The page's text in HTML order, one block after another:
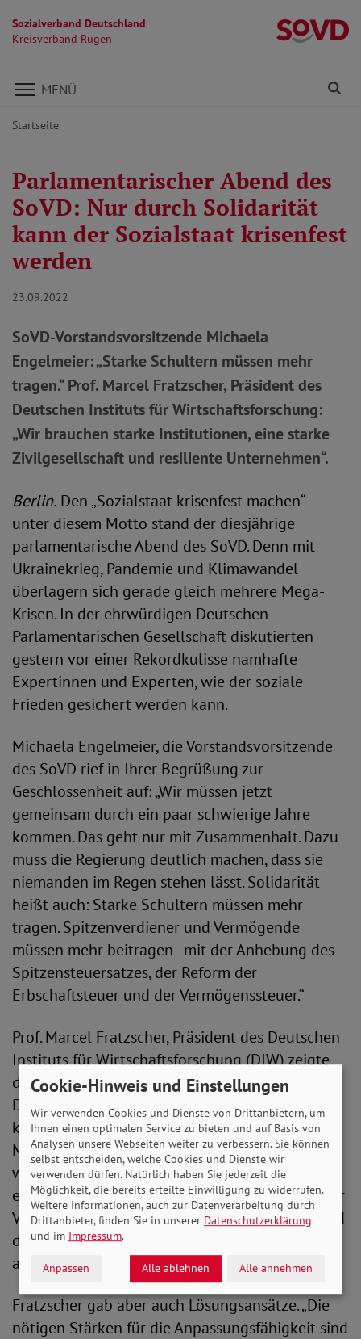
Sozialverband Deutschland
Kreisverband Rügen
Direkt zu den Inhalten springen
MENÜ
Startseite
Parlamentarischer Abend des
SoVD: Nur durch Solidarität
kann der Sozialstaat krisenfest
werden
23.09.2022
SoVD-Vorstandsvorsitzende Michaela
Engelmeier: „Starke Schultern müssen mehr
tragen.“ Prof. Marcel Fratzscher, Präsident des
Deutschen Instituts für Wirtschaftsforschung:
„Wir brauchen starke Institutionen, eine starke
Zivilgesellschaft und resiliente Unternehmen“.
Berlin. Den „Sozialstaat krisenfest machen“ –
unter diesem Motto stand der diesjährige
parlamentarische Abend des SoVD. Denn mit
Ukrainekrieg, Pandemie und Klimawandel
überlagern sich gerade gleich mehrere Mega-
Krisen. In der ehrwürdigen Deutschen
Parlamentarischen Gesellschaft diskutierten
gestern vor einer Rekordkulisse namhafte
Expertinnen und Experten, wie der soziale
Frieden gesichert werden kann.
Michaela Engelmeier, die Vorstandsvorsitzende
des SoVD rief in Ihrer Begrüßung zur
Geschlossenheit auf: „Wir müssen jetzt
gemeinsam durch ein paar schwierige Jahre
kommen. Das geht nur mit Zusammenhalt. Dazu
muss die Regierung deutlich machen, dass sie
niemanden im Regen stehen lässt. Solidarität
heißt auch: Starke Schultern müssen mehr
tragen. Spitzenverdiener und Vermögende
müssen mehr beitragen - mit der Anhebung des
Spitzensteuersatzes, der Reform der
Erbschaftsteuer und der Vermögenssteuer.“
Prof. Marcel Fratzscher, Präsident des Deutschen
Instituts für Wirtschaftsforschung (DIW) zeigte
die aktuellen Schwächen auf: „40% der
Deutschen haben keine privaten Ersparnisse,
keine Vorsorge fürs Alter oder für die Familie.
Mehr als die Hälfte aller privaten Vermögen
wurden durch Erbschaften oder Schenkungen
erhalten - Tendenz stark steigend. Dazu steigt der
Vertrauensverlust in staatliche Institutionen und
die Zustimmung zur Demokratie schwächt sich
ab.“
Fratzscher gab aber auch Lösungsansätze. „Die
nötigen Stärken für die Anpassungsfähigkeit sind
Cookie-Hinweis und Einstellungen
Wir verwenden Cookies und Dienste von Drittanbietern, um
Ihnen einen optimalen Service zu bieten und auf Basis von
Analysen unsere Webseiten weiter zu verbessern. Sie können
selbst entscheiden, welche Cookies und Dienste wir
verwenden dürfen. Natürlich haben Sie jederzeit die
Möglichkeit, die bereits erteilte Einwilligung zu widerrufen.
Weitere Informationen, auch zur Datenverarbeitung durch
Drittanbieter, finden Sie in unserer Datenschutzerklärung
und im Impressum.
Anpassen Alle ablehnen Alle annehmen